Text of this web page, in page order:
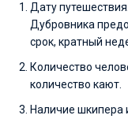
Дату
Дубровника
срок, кратный
Количество
количество кают.
Наличие шкипера